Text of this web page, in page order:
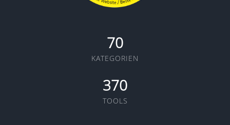
70
KATEGORIEN
370
TOOLS